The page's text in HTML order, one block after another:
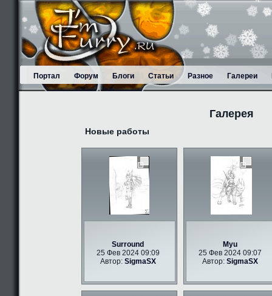
Портал Форум Блоги Статьи Разное Галереи
Галерея
Новые работы
Surround
25 Фев 2024 09:09
Автор: SigmaSX
Myu
25 Фев 2024 09:07
Автор: SigmaSX